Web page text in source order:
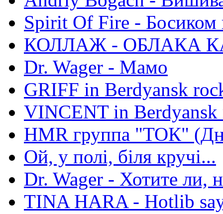
Spirit Of Fire - Босиком
КОЛЛАЖ - ОБЛАКА
Dr. Wager - Мамо
GRIFF in Berdyansk
VINCENT in
HMR группа "ТОК"
Ой, у полі, біля кручі...
Dr. Wager - Хотите ли,
TINA HARA - Hotlib